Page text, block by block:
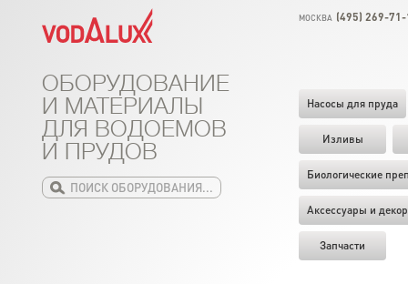
МОСКВА (495) 269-
Насосы для пруда
Изливы
Биологические
Аксессуары и декор
Запчасти
ОБОРУДОВАНИЕ
И МАТЕРИАЛЫ
ДЛЯ ВОДОЕМОВ
И ПРУДОВ